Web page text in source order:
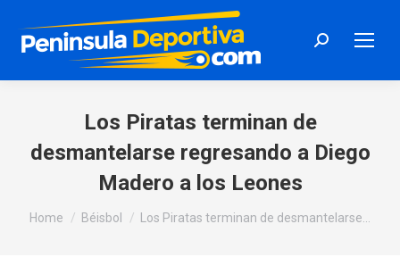
Search:
Los Piratas terminan de
desmantelarse regresando a Diego
Madero a los Leones
You are here:
Home Béisbol Los Piratas terminan de desmantelarse…